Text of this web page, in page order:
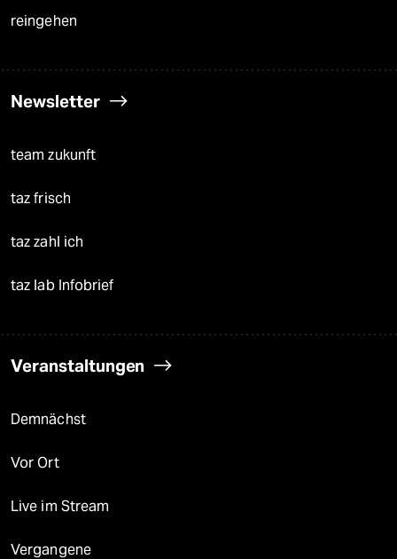
reingehen
Newsletter
team zukunft
taz frisch
taz zahl ich
taz lab Infobrief
Veranstaltungen
Demnächst
Vor Ort
Live im Stream
Vergangene